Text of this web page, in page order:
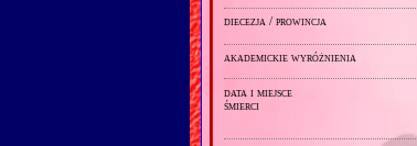
diecezja / prowincja
akademickie wyróżnienia
data i miejsce
śmierci